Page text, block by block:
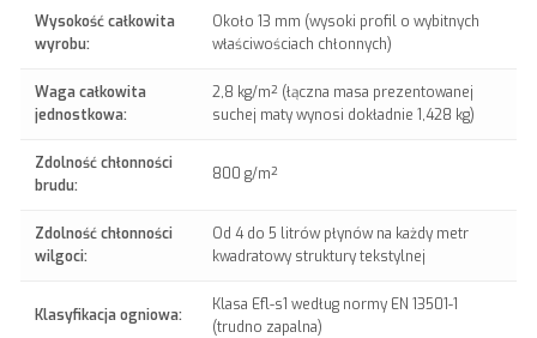
Wysokość całkowita
wyrobu:
Około 13 mm (wysoki profil o wybitnych
właściwościach chłonnych)
Waga całkowita
jednostkowa:
2,8 kg/m² (łączna masa prezentowanej
suchej maty wynosi dokładnie 1,428 kg)
Zdolność chłonności
brudu:
800 g/m²
Zdolność chłonności
wilgoci:
Od 4 do 5 litrów płynów na każdy metr
kwadratowy struktury tekstylnej
Klasyfikacja ogniowa:
Klasa Efl-s1 według normy EN 13501-1
(trudno zapalna)